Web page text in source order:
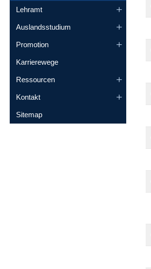
Lehramt
Auslandsstudium
Promotion
Karrierewege
Ressourcen
Kontakt
Sitemap